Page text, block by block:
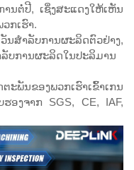
ນຕໍ່ປີ, ເຊິ່ງສະແດງໃຫ້ເຫັນ
ກເຮົາ.
ນສຳລັບການຜະລິດຕົວຢ່າງ,
ບການຜະລິດໃນປະລິມານ
ຂອງພວກເຮົາເຂົ້າເກນ
ອງຈາກ SGS, CE, IAF,